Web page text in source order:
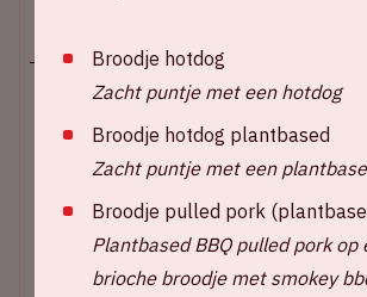
Johan Cruijff ArenA
17:30 – De deuren van de ArenA
19:00 – WK wedstrijd Oranje
23:45 – Verwachte eind tijd
Broodje hotdog
Zacht puntje met een hotdog
Broodje hotdog plantbased
Zacht puntje met een
Broodje pulled pork
Plantbased BBQ pulled pork op
brioche broodje met smokey